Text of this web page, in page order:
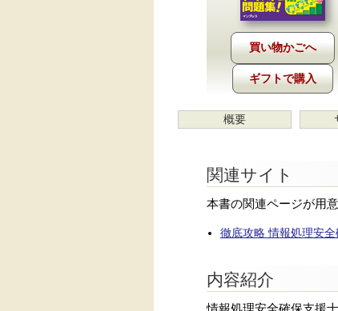
ギフトで購入
概要
関連サイト
本書の関連ページが用
徹底攻略 情報処理安
内容紹介
情報処理安全確保支援